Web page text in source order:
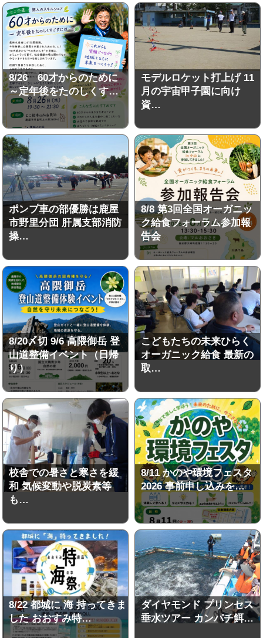
8/26 60才からのために
～定年後をたのしくす…
モデルロケット打上げ 11
月の宇宙甲子園に向け
資…
ポンプ車の部優勝は鹿屋
市野里分団 肝属支部消防
操…
8/8 第3回全国オーガニッ
ク給食フォーラム参加報
告会
8/20〆切 9/6 高隈御岳 登
山道整備イベント（日帰
り）
こどもたちの未来ひらく
オーガニック給食 最新の
取…
校舎での暑さと寒さを緩
和 気候変動や脱炭素等
も…
8/11 かのや環境フェスタ
2026 事前申し込みを…
8/22 都城に 海 持ってきま
した おおすみ特…
ダイヤモンド プリンセス
垂水ツアー カンパチ餌…